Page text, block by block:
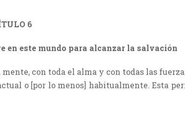
6
en este mundo para alcanzar la salvación
con toda el alma y con todas las
o [por lo menos] habitualmente. Esta